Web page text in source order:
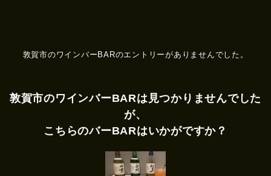
敦賀市のワインバーBARのエントリーがありませんでした。
敦賀市のワインバーBARは見つかりませんでした
が、
こちらのバーBARはいかがですか？